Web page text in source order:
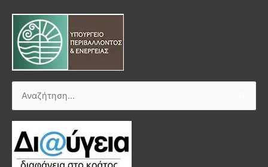
Αναζήτηση